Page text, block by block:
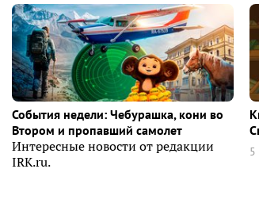
События недели: Чебурашка, кони во
Втором и пропавший самолет
Интересные новости от редакции
IRK.ru.
5